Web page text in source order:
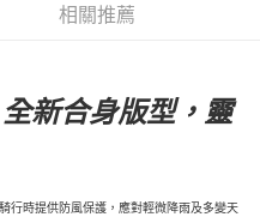
運費
)免運費
相關推薦
新合身版型，靈
行時提供防風保護，應對輕微降雨及多變天